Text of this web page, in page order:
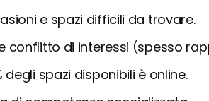
e spazi difficili da trovare.
conflitto di interessi (spesso
degli spazi disponibili è online.